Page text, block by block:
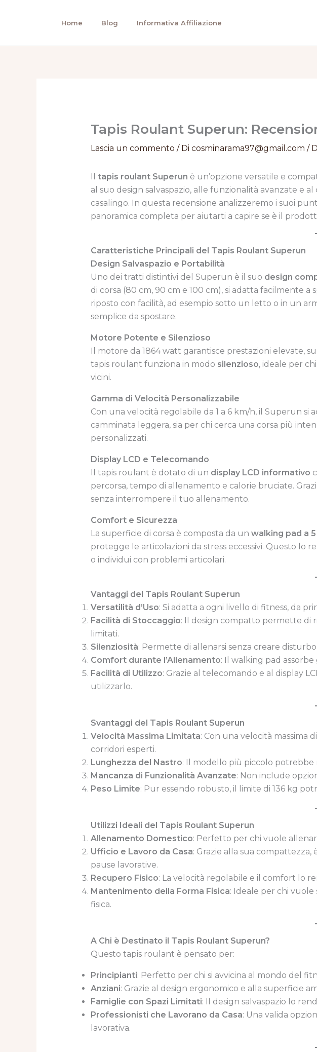
Home Blog Informativa Affiliazione
Tapis Roulant Superun:
Lascia un commento / Di cosminarama97@gmail.com /
tapis roulant Superun è un’opzione versatile e
al suo design salvaspazio, alle funzionalità avanzate e
casalingo. In questa recensione analizzeremo i suoi
panoramica completa per aiutarti a capire se è il
Caratteristiche Principali del Tapis Roulant Superun
Design Salvaspazio e Portabilità
Uno dei tratti distintivi del Superun è il suo design
di corsa (80 cm, 90 cm e 100 cm), si adatta facilmente
riposto con facilità, ad esempio sotto un letto o in un
semplice da spostare.
Motore Potente e Silenzioso
Il motore da 1864 watt garantisce prestazioni elevate,
tapis roulant funziona in modo silenzioso, ideale per
vicini.
Gamma di Velocità Personalizzabile
Con una velocità regolabile da 1 a 6 km/h, il Superun si
camminata leggera, sia per chi cerca una corsa più
personalizzati.
Display LCD e Telecomando
Il tapis roulant è dotato di un display LCD informativo
percorsa, tempo di allenamento e calorie bruciate.
senza interrompere il tuo allenamento.
Comfort e Sicurezza
La superficie di corsa è composta da un walking pad a
protegge le articolazioni da stress eccessivi. Questo lo
o individui con problemi articolari.
Vantaggi del Tapis Roulant Superun
Versatilità d’Uso: Si adatta a ogni livello di fitness, da
Facilità di Stoccaggio: Il design compatto permette di
limitati.
Silenziosità: Permette di allenarsi senza creare
Comfort durante l’Allenamento: Il walking pad
Facilità di Utilizzo: Grazie al telecomando e al display
utilizzarlo.
Svantaggi del Tapis Roulant Superun
Velocità Massima Limitata: Con una velocità massima
corridori esperti.
Lunghezza del Nastro: Il modello più piccolo
Mancanza di Funzionalità Avanzate: Non include
Peso Limite: Pur essendo robusto, il limite di 136 kg
Utilizzi Ideali del Tapis Roulant Superun
Allenamento Domestico: Perfetto per chi vuole
Ufficio e Lavoro da Casa: Grazie alla sua
pause lavorative.
Recupero Fisico: La velocità regolabile e il comfort lo
Mantenimento della Forma Fisica: Ideale per chi
fisica.
A Chi è Destinato il Tapis Roulant Superun?
Questo tapis roulant è pensato per:
Principianti: Perfetto per chi si avvicina al mondo del
Anziani: Grazie al design ergonomico e alla superficie
Famiglie con Spazi Limitati: Il design salvaspazio lo
Professionisti che Lavorano da Casa: Una valida
lavorativa.